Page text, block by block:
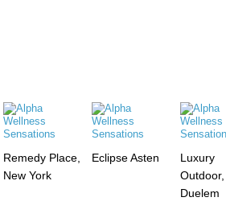
Remedy Place,
New York
Eclipse Asten
Luxury
Outdoor,
Duelem